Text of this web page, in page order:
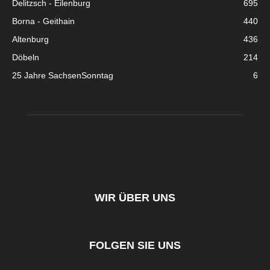
Delitzsch - Eilenburg
695
Borna - Geithain
440
Altenburg
436
Döbeln
214
25 Jahre SachsenSonntag
6
WIR ÜBER UNS
FOLGEN SIE UNS